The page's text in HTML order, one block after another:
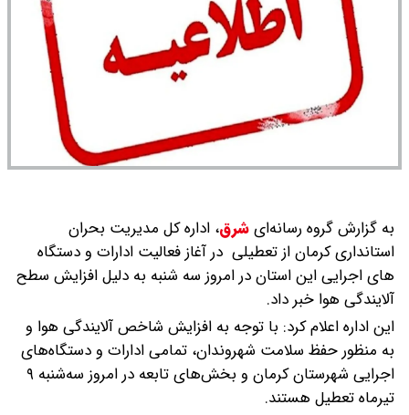
به گزارش گروه رسانه‌ایشرق، اداره کل مدیریت بحران
استانداری کرمان از تعطیلی در آغاز فعالیت ادارات و دستگاه
های اجرایی این استان در امروز سه شنبه به دلیل افزایش سطح
آلایندگی هوا خبر داد.
این اداره اعلام کرد: با توجه به افزایش شاخص آلایندگی هوا و
به منظور حفظ سلامت شهروندان، تمامی ادارات و دستگاه‌های
اجرایی شهرستان کرمان و بخش‌های تابعه در امروز سه‌شنبه ۹
تیرماه تعطیل هستند.